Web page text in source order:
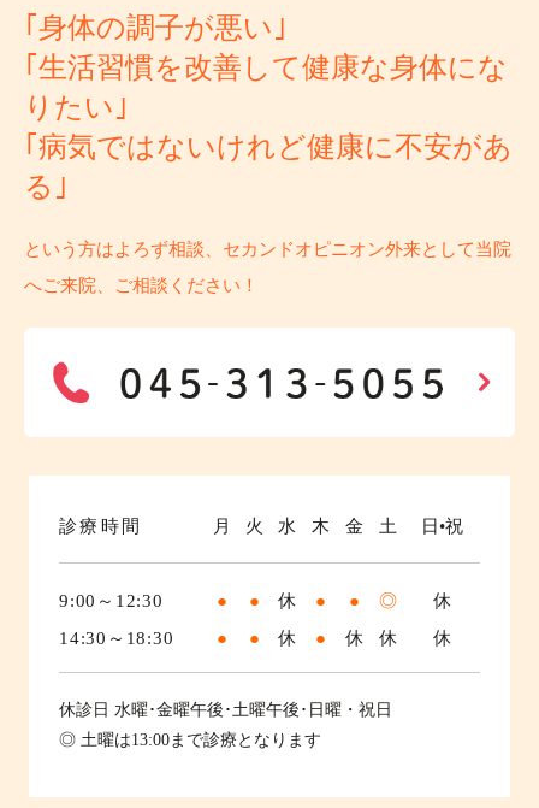
｢身体の調子が悪い｣
｢生活習慣を改善して健康な身体にな
りたい｣
｢病気ではないけれど健康に不安があ
る｣
という方はよろず相談、セカンドオピニオン外来として当院
へご来院、ご相談ください！
診療時間 月 火 水 木 金 土 日•祝
9:00～12:30 ● ● 休 ● ● ◎
休
14:30～18:30
● ● 休 ● 休 休 休
休診日 水曜･金曜午後･土曜午後･日曜・祝日
◎ 土曜は13:00まで診療となります